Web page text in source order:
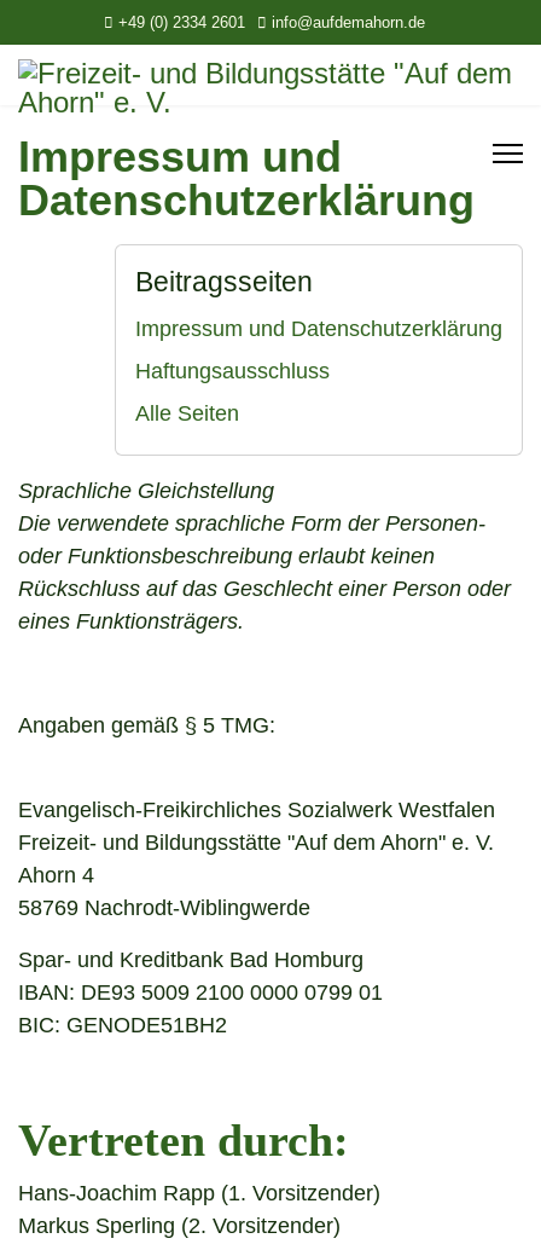
+49 (0) 2334 2601 info@aufdemahorn.de
Impressum und
Datenschutzerklärung
Beitragsseiten
Impressum und Datenschutzerklärung
Haftungsausschluss
Alle Seiten
Sprachliche Gleichstellung
Die verwendete sprachliche Form der Personen-
oder Funktionsbeschreibung erlaubt keinen
Rückschluss auf das Geschlecht einer Person oder
eines Funktionsträgers.
Angaben gemäß § 5 TMG:
Evangelisch-Freikirchliches Sozialwerk Westfalen
Freizeit- und Bildungsstätte "Auf dem Ahorn" e. V.
Ahorn 4
58769 Nachrodt-Wiblingwerde
Spar- und Kreditbank Bad Homburg
IBAN: DE93 5009 2100 0000 0799 01
BIC: GENODE51BH2
Vertreten durch:
Hans-Joachim Rapp (1. Vorsitzender)
Markus Sperling (2. Vorsitzender)